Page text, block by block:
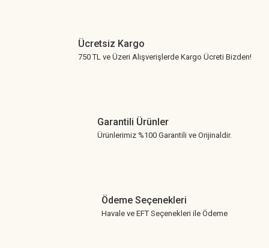
Ücretsiz Kargo
750 TL ve Üzeri Alışverişlerde Kargo Ücreti Bizden!
Garantili Ürünler
Ürünlerimiz %100 Garantili ve Orijinaldir.
Ödeme Seçenekleri
Havale ve EFT Seçenekleri ile Ödeme